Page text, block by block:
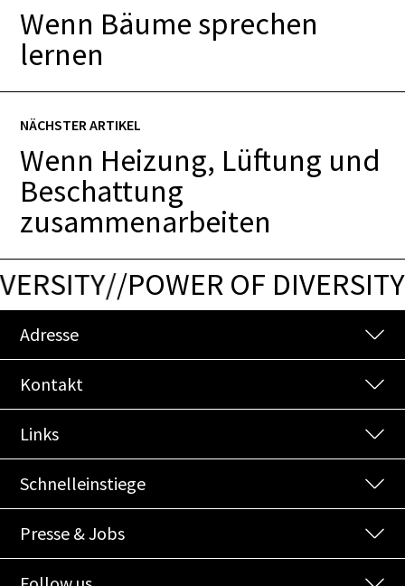
Wenn Bäume sprechen
lernen
NÄCHSTER ARTIKEL
Wenn Heizung, Lüftung und
Beschattung
zusammenarbeiten
//POWER OF DIVERSITY/
Adresse
Kontakt
Links
Schnelleinstiege
Presse & Jobs